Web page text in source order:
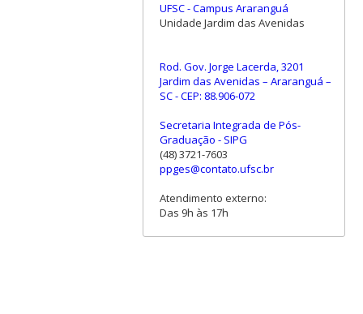
UFSC - Campus Araranguá
Unidade Jardim das Avenidas
Rod. Gov. Jorge Lacerda, 3201
Jardim das Avenidas – Araranguá –
SC - CEP: 88.906-072
Secretaria Integrada de Pós-
Graduação - SIPG
(48) 3721-7603
ppges@contato.ufsc.br
Atendimento externo:
Das 9h às 17h